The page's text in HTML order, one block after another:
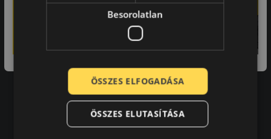
-
A bolt vásárlója
Minden tökéletesen működik.
Besorolatlan
ÖSSZES ELFOGADÁSA
ÖSSZES ELUTASÍTÁSA